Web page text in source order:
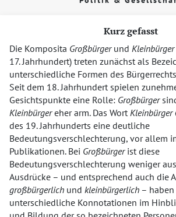
Kurz gefasst
Die Komposita Großbürgerund Kleinbürger
17. Jahrhundert) treten zunächst als
unterschiedliche Formen des
Seit dem 18. Jahrhundert spielen
Gesichtspunkte eine Rolle: Großbürger
Kleinbürgereher arm. Das WortKleinbürger
des 19. Jahrhunderts eine deutliche
Bedeutungsverschlechterung, vor allem
Publikationen. Bei Großbürgerist diese
Bedeutungsverschlechterung weniger
Ausdrücke – und entsprechend auch die
großbürgerlich und kleinbürgerlich – haben
unterschiedliche Konnotationen im